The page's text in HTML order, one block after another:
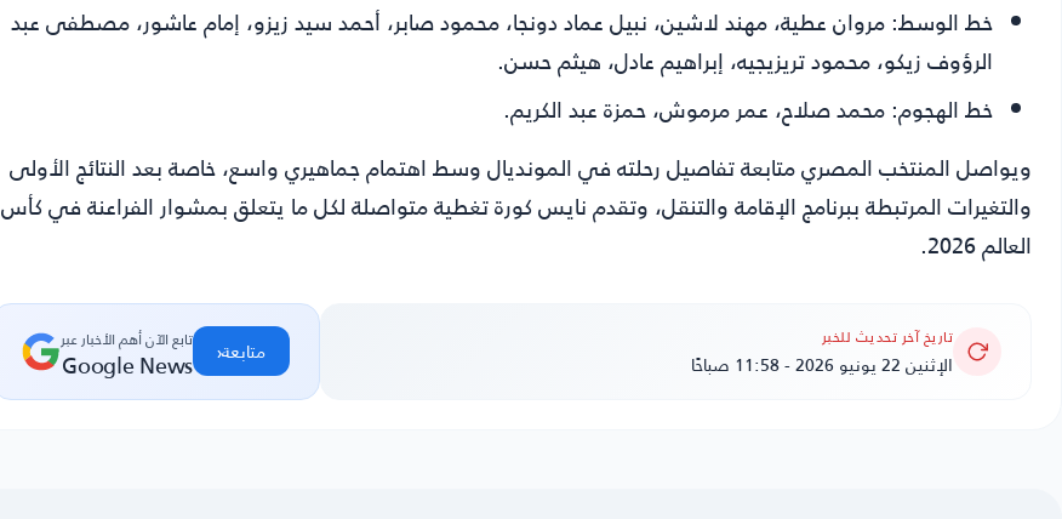
خط الوسط: مروان عطية، مهند لاشين، نبيل عماد دونجا، محمود صابر، أحمد سيد زيزو، إمام عاشور، مصطفى عبد
الرؤوف زيكو، محمود تريزيجيه، إبراهيم عادل، هيثم حسن.
خط الهجوم: محمد صلاح، عمر مرموش، حمزة عبد الكريم.
ويواصل المنتخب المصري متابعة تفاصيل رحلته في المونديال وسط اهتمام جماهيري واسع، خاصة بعد النتائج الأولى
والتغيرات المرتبطة ببرنامج الإقامة والتنقل، وتقدمنايس كورةتغطية متواصلة لكل ما يتعلق بمشوار الفراعنة في كأس
العالم 2026.
تاريخ آخر تحديث للخبر
الإثنين 22 يونيو 2026 - 11:58 صباحًا
تابع الآن أهم الأخبار عبر
Google News متابعة‹